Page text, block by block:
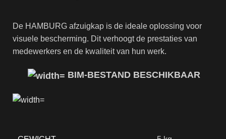
De HAMBURG afzuigkap is de ideale oplossing voor
visuele bescherming. Dit verhoogt de prestaties van
medewerkers en de kwaliteit van hun werk.
BIM-BESTAND BESCHIKBAAR